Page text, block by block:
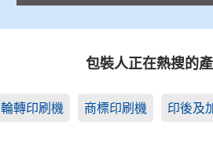
包裝人正在熱搜的
輪轉印刷機 商標印刷機 印後及